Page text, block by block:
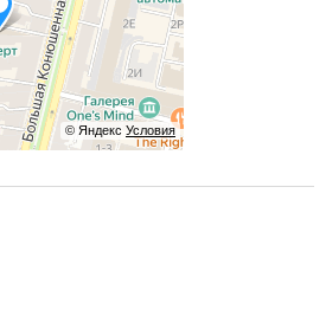
© Яндекс Условия